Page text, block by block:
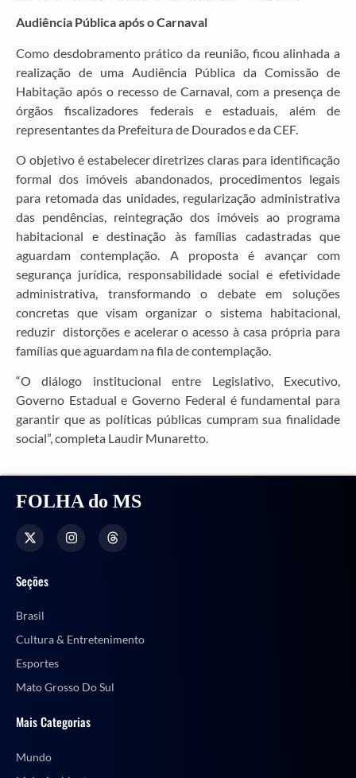
Audiência Pública após o Carnaval
Como desdobramento prático da reunião, ficou alinhada a
realização de uma Audiência Pública da Comissão de
Habitação após o recesso de Carnaval, com a presença de
órgãos fiscalizadores federais e estaduais, além de
representantes da Prefeitura de Dourados e da CEF.
O objetivo é estabelecer diretrizes claras para identificação
formal dos imóveis abandonados, procedimentos legais
para retomada das unidades, regularização administrativa
das pendências, reintegração dos imóveis ao programa
habitacional e destinação às famílias cadastradas que
aguardam contemplação. A proposta é avançar com
segurança jurídica, responsabilidade social e efetividade
administrativa, transformando o debate em soluções
concretas que visam organizar o sistema habitacional,
reduzir distorções e acelerar o acesso à casa própria para
famílias que aguardam na fila de contemplação.
“O diálogo institucional entre Legislativo, Executivo,
Governo Estadual e Governo Federal é fundamental para
garantir que as políticas públicas cumpram sua finalidade
social”, completa Laudir Munaretto.
FOLHA do MS
Seções
Brasil
Cultura & Entretenimento
Esportes
Mato Grosso Do Sul
Mais Categorias
Mundo